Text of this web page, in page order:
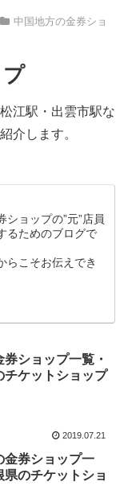
中国地方の金券ショ
江駅・出雲市駅な
介します。
ショップの”元”店員
るためのブログで
らこそお伝えでき
ショップ一覧・
チケットショップ
2019.07.21
金券ショップ一
のチケットショ